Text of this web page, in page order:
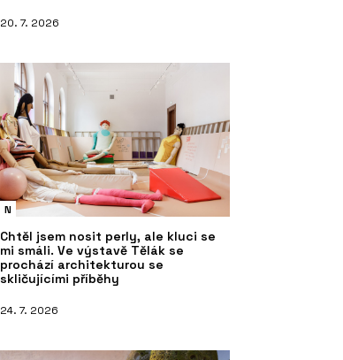
20. 7. 2026
N
Chtěl jsem nosit perly, ale kluci se
mi smáli. Ve výstavě Tělák se
prochází architekturou se
skličujícími příběhy
24. 7. 2026